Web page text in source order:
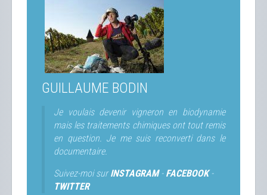
GUILLAUME BODIN
Je voulais devenir vigneron en biodynamie
mais les traitements chimiques ont tout remis
en question. Je me suis reconverti dans le
documentaire.
Suivez-moi surINSTAGRAM- FACEBOOK-
TWITTER